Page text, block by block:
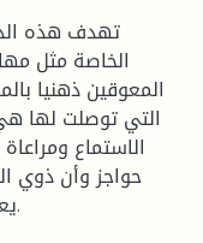
تهدف هذه
الخاصة مثل
المعوقين ذهنيا
التي توصلت لها
الاستماع
حواجز وأن ذوي
يعيش فيها و حتى أن لهم القدرة علي اكتساب مهارات أخرى.